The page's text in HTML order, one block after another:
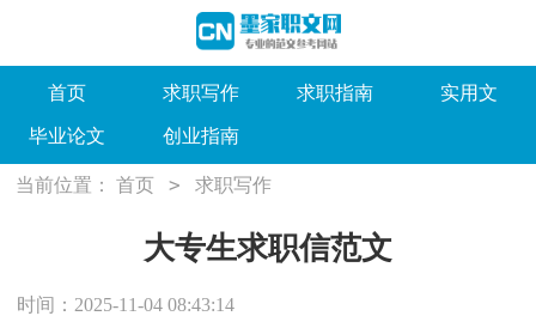
首页 求职写作 求职指南 实用文
毕业论文 创业指南
当前位置： 首页 > 求职写作
大专生求职信范文
时间：2025-11-04 08:43:14